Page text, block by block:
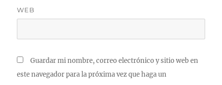
WEB
Guardar mi nombre, correo electrónico y sitio web en
este navegador para la próxima vez que haga un